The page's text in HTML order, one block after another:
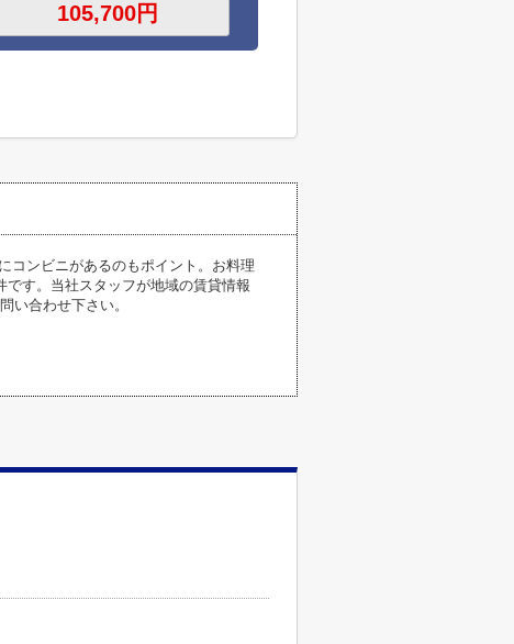
コンビニがあるのもポイント。お料理
す。当社スタッフが地域の賃貸情報
い合わせ下さい。